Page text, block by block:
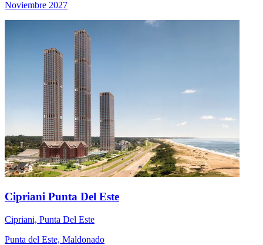
Noviembre 2027
Cipriani Punta Del Este
Cipriani, Punta Del Este
Punta del Este, Maldonado